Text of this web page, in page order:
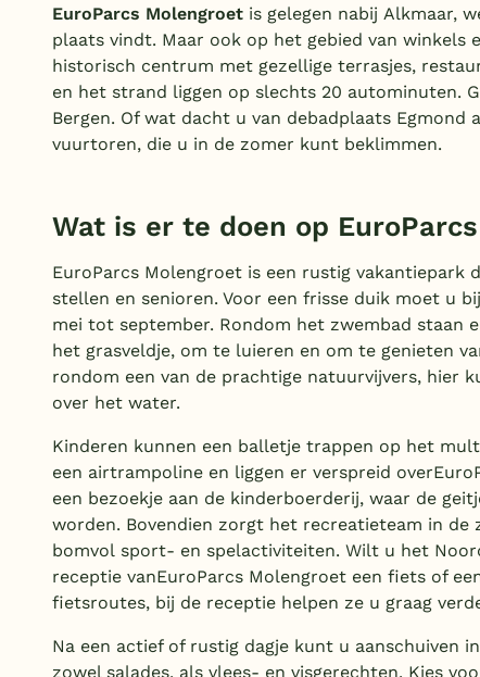
EuroParcs Molengroet is gelegen nabij Alkmaar,
plaats vindt. Maar ook op het gebied van winkels
historisch centrum met gezellige terrasjes,
en het strand liggen op slechts 20 autominuten.
Bergen. Of wat dacht u van debadplaats Egmond
vuurtoren, die u in de zomer kunt beklimmen.
Wat is er te doen op
EuroParcs Molengroet is een rustig vakantiepark
stellen en senioren. Voor een frisse duik moet u
mei tot september. Rondom het zwembad staan
het grasveldje, om te luieren en om te genieten
rondom een van de prachtige natuurvijvers, hier
over het water.
Kinderen kunnen een balletje trappen op het
een airtrampoline en liggen er verspreid
een bezoekje aan de kinderboerderij, waar de
worden. Bovendien zorgt het recreatieteam in de
bomvol sport- en spelactiviteiten. Wilt u het
receptie vanEuroParcs Molengroet een fiets of
fietsroutes, bij de receptie helpen ze u graag
Na een actief of rustig dagje kunt u aanschuiven
zowel salades, als vlees- en visgerechten. Kies